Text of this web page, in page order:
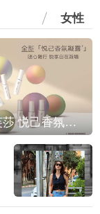
女性
IPSA茵芙莎 悦己香氛凝露上市